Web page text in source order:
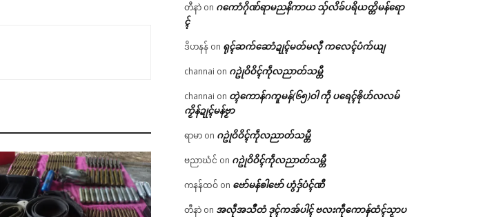
တီနာဲ on ဂကောံဂိုဏ်ရာမညနိကာယ သှ်လိခ်ပရိယတ္တိမန်ရော
ၚ်
ဒိဟနန် on ရုၚ်ဆက်ဆောံဍုၚ်မတ်မလီု ကလေၚ်ပံက်ယျ
channai on ဂဥုဲဝိဝိၚ်ကဵုလညာတ်သမ္တီ
channai on တ္ၚဲကောန်ဂကူမန်(၆၅)ဝါ ကဵု ပရေၚ်ၜိုဟ်လလမ်
ကၟိန်ဍုၚ်မန်ဗၟာ
ရာမာ on ဂဥုဲဝိဝိၚ်ကဵုလညာတ်သမ္တီ
ဗညာဃံင် on ဂဥုဲဝိဝိၚ်ကဵုလညာတ်သမ္တီ
ကနန်ထဝ် on ဗော်မန်ၜါဗော် ဟွံဒှ်ပံၚ်ဏီ
တီနာဲ on အလဵုအသဳတံ ဒုၚ်ကအ်ပါၚ် ဗလးကဵုကောန်ထံၚ်သၟာပ